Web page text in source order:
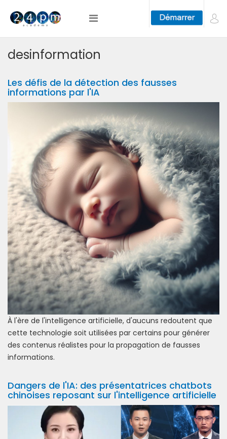
desinformation
Les défis de la détection des fausses
informations par l'IA
À l'ère de l'intelligence artificielle, d'aucuns redoutent que
cette technologie soit utilisées par certains pour générer
des contenus réalistes pour la propagation de fausses
informations.
Dangers de l'IA: des présentatrices chatbots
chinoises reposant sur l'intelligence artificielle